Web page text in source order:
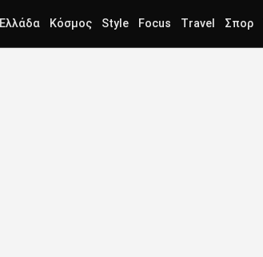
Ελλάδα Κόσμος Style Focus Travel Σπορ